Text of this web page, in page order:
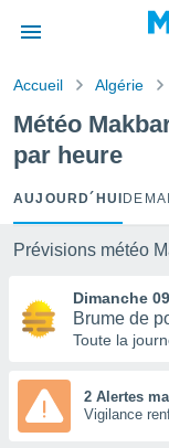
de
a
par
les
Accueil Algérie
Météo
par heure
AUJOURD´HUI
Prévisions météo
Dimanche
Brume de
Toute la
2 Alertes
Vigilance